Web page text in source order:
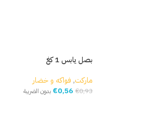
بصل يابس 1 كغ
ماركت, فواكه و خضار
€0,93
€0,56 بدون الضريبة